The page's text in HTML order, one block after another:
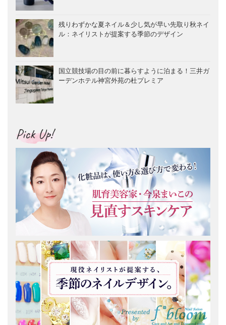
残りわずかな夏ネイル＆少し気が早い先取り秋ネイ
ル：ネイリストが提案する季節のデザイン
国立競技場の目の前に暮らすように泊まる！三井ガ
ーデンホテル神宮外苑の杜プレミア
Pick Up!